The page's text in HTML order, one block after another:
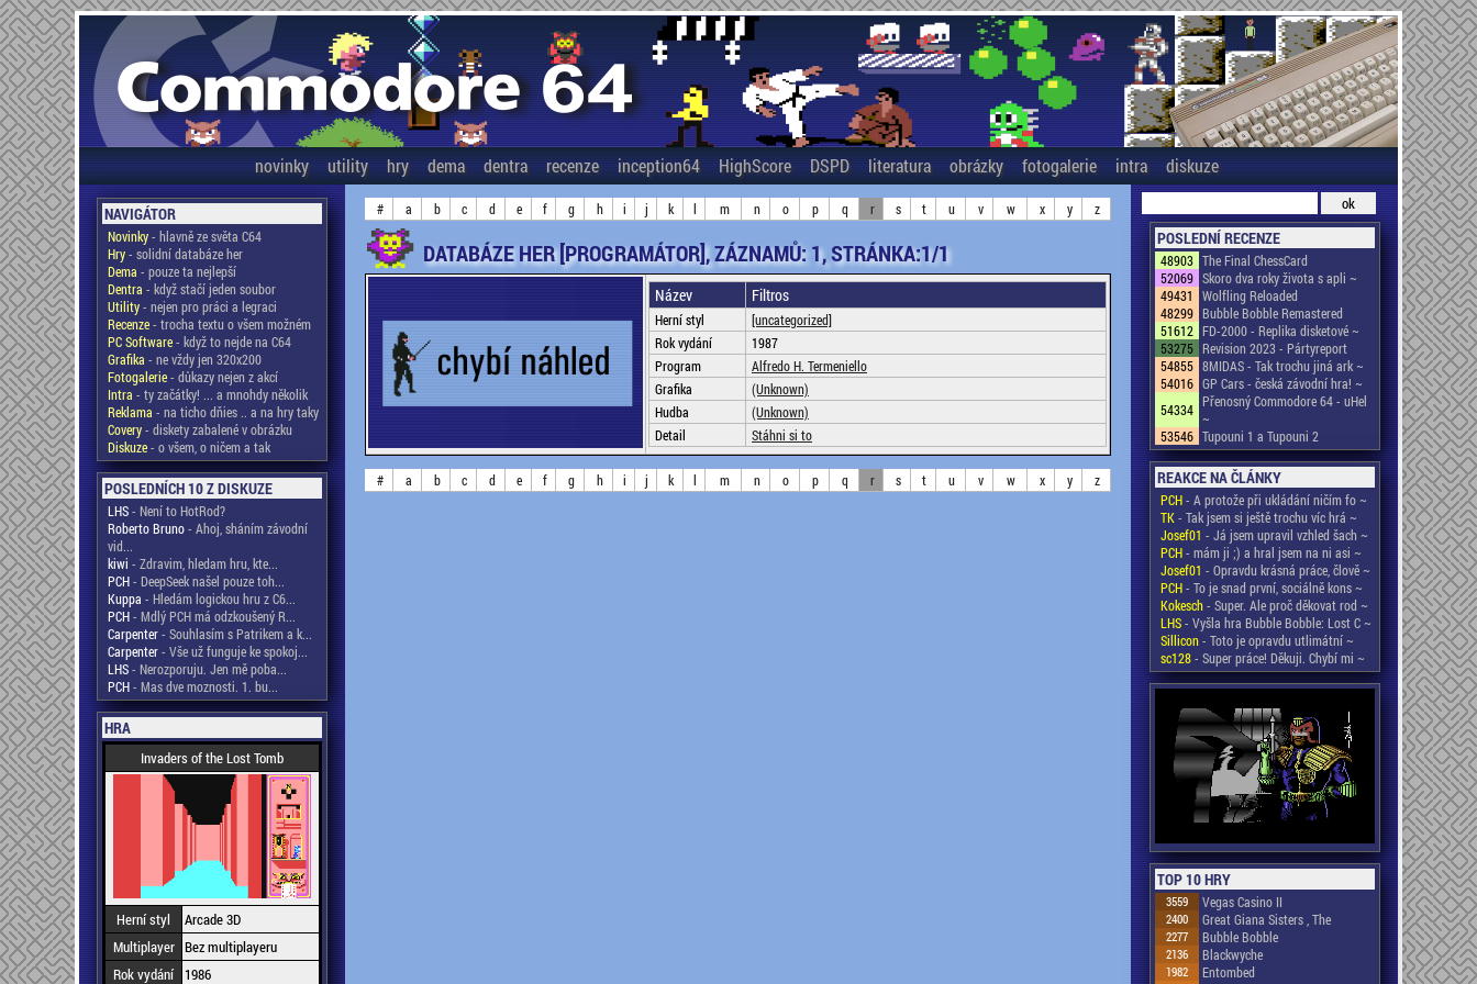
novinky utility hry dema dentra recenze inception64 HighScore DSPD literatura obrázky fotogalerie intra diskuze
NAVIGÁTOR
Novinky- hlavně ze světa C64
Hry- solidní databáze her
Dema - pouze ta nejlepší
Dentra - když stačí jeden soubor
Utility- nejen pro práci a legraci
Recenze- trocha textu o všem možném
PC Software- když to nejde na C64
Grafika - ne vždy jen 320x200
Fotogalerie- důkazy nejen z akcí
Intra - ty začátky! ... a mnohdy několik
Reklama - na ticho dňies .. a na hry taky
Covery- diskety zabalené v obrázku
Diskuze- o všem, o ničem a tak
POSLEDNÍCH 10 Z DISKUZE
LHS- Není to HotRod?
Roberto Bruno- Ahoj, sháním závodní
vid...
kiwi - Zdravim, hledam hru, kte...
PCH- DeepSeek našel pouze toh...
Kuppa - Hledám logickou hru z C6...
PCH- Mdlý PCH má odzkoušený R...
Carpenter- Souhlasím s Patrikem a k...
Carpenter- Vše už funguje ke spokoj...
LHS- Nerozporuju. Jen mě poba...
PCH- Mas dve moznosti. 1. bu...
HRA
Invaders of the Lost Tomb
Herní styl
Arcade 3D
Multiplayer Bez multiplayeru
Rok vydání
1986
# a b c d e f g h i j k l m n o p q r s t u v w x y z
DATABÁZE HER [PROGRAMÁTOR], ZÁZNAMŮ: 1, STRÁNKA:1/1
Název Filtros
Herní styl
[uncategorized]
Rok vydání
1987
Program
Alfredo H. Termeniello
Grafika
(Unknown)
Hudba
(Unknown)
Detail
Stáhni si to
# a b c d e f g h i j k l m n o p q r s t u v w x y z
POSLEDNÍ RECENZE
48903 The Final ChessCard
52069 Skoro dva roky života s apli ~
49431
Wolfling Reloaded
48299 Bubble Bobble Remastered
51612 FD-2000 - Replika disketové ~
53275 Revision 2023 - Pártyreport
54855 8MIDAS - Tak trochu jiná ark ~
54016 GP Cars - česká závodní hra! ~
54334 Přenosný Commodore 64 - uHel
~
53546 Tupouni 1 a Tupouni 2
REAKCE NA ČLÁNKY
PCH- A protože při ukládání ničím fo ~
TK- Tak jsem si ještě trochu víc hrá ~
Josef01 - Já jsem upravil vzhled šach ~
PCH- mám ji ;) a hral jsem na ni asi ~
Josef01 - Opravdu krásná práce, člově ~
PCH- To je snad první, sociálně kons ~
Kokesch- Super. Ale proč děkovat rod ~
LHS- Vyšla hra Bubble Bobble: Lost C ~
Sillicon- Toto je opravdu utlimátní ~
sc128- Super práce! Děkuji. Chybí mi ~
TOP 10 HRY
3559 Vegas Casino II
2400 Great Giana Sisters , The
2277 Bubble Bobble
2136 Blackwyche
1982 Entombed